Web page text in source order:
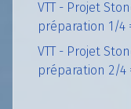
VTT - Projet
préparation 1/4
VTT - Projet
préparation 2/4